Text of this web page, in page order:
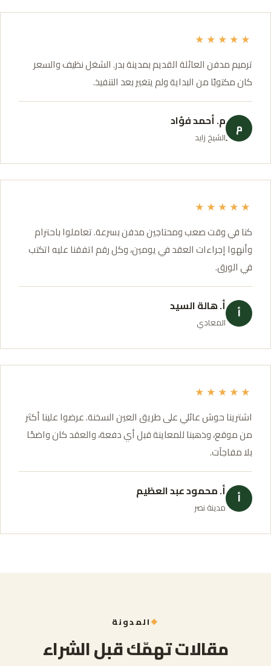
★★★★★
ترميم مدفن العائلة القديم بمدينة بدر. الشغل نظيف والسعر
كان مكتوبًا من البداية ولم يتغير بعد التنفيذ.
م م. أحمد فؤاد
ٍالشيخ زايد
★★★★★
كنا في وقت صعب ومحتاجين مدفن بسرعة. تعاملوا باحترام
وأنهوا إجراءات العقد في يومين، وكل رقم اتفقنا عليه اتكتب
في الورق.
أ أ. هالة السيد
المعادي
★★★★★
اشترينا حوش عائلي على طريق العين السخنة. عرضوا علينا أكثر
من موقع، وذهبنا للمعاينة قبل أي دفعة، والعقد كان واضحًا
بلا مفاجآت.
أ أ. محمود عبد العظيم
مدينة نصر
المدونة
مقالات تهمّك قبل الشراء